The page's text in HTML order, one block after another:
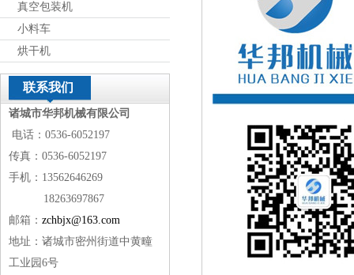
真空包装机
小料车
烘干机
联系我们
诸城市华邦机械有限公司
电话：0536-6052197
传真：0536-6052197
手机：13562646269
18263697867
邮箱： zchbjx@163.com
地址：诸城市密州街道中黄疃
工业园6号